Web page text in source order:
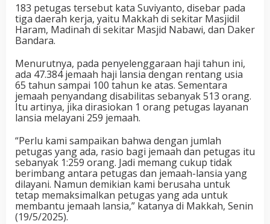
183 petugas tersebut kata Suviyanto, disebar pada
tiga daerah kerja, yaitu Makkah di sekitar Masjidil
Haram, Madinah di sekitar Masjid Nabawi, dan Daker
Bandara.
Menurutnya, pada penyelenggaraan haji tahun ini,
ada 47.384 jemaah haji lansia dengan rentang usia
65 tahun sampai 100 tahun ke atas. Sementara
jemaah penyandang disabilitas sebanyak 513 orang.
Itu artinya, jika dirasiokan 1 orang petugas layanan
lansia melayani 259 jemaah.
“Perlu kami sampaikan bahwa dengan jumlah
petugas yang ada, rasio bagi jemaah dan petugas itu
sebanyak 1:259 orang. Jadi memang cukup tidak
berimbang antara petugas dan jemaah-lansia yang
dilayani. Namun demikian kami berusaha untuk
tetap memaksimalkan petugas yang ada untuk
membantu jemaah lansia,” katanya di Makkah, Senin
(19/5/2025).